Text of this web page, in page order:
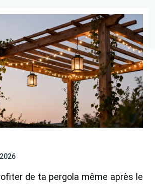
de ta pergola même après le